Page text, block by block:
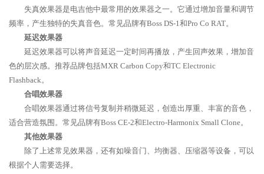
失真效果器是电吉他中最常用的效果器之一。它通过增加音量和调节
频率，产生独特的失真音色。常见品牌有Boss DS-1和Pro Co RAT。
延迟效果器
延迟效果器可以将声音延迟一定时间再播放，产生回声效果，增加音
色的层次感。推荐品牌包括MXR Carbon Copy和TC Electronic
Flashback。
合唱效果器
合唱效果器通过将信号复制并稍微延迟，创造出厚重、丰富的音色，
适合营造氛围。常见品牌有Boss CE-2和Electro-Harmonix Small Clone。
其他效果器
除了上述常见效果器，还有如噪音门、均衡器、压缩器等设备，可以
根据个人需要选择。